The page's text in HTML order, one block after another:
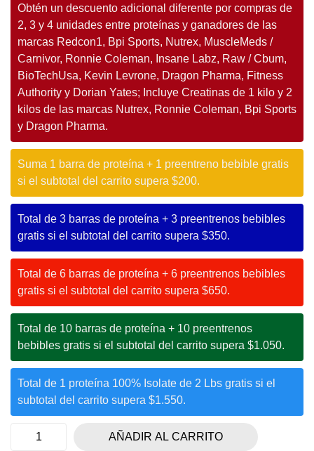
Obtén un descuento adicional diferente por compras de
2, 3 y 4 unidades entre proteínas y ganadores de las
marcas Redcon1, Bpi Sports, Nutrex, MuscleMeds /
Carnivor, Ronnie Coleman, Insane Labz, Raw / Cbum,
BioTechUsa, Kevin Levrone, Dragon Pharma, Fitness
Authority y Dorian Yates; Incluye Creatinas de 1 kilo y 2
kilos de las marcas Nutrex, Ronnie Coleman, Bpi Sports
y Dragon Pharma.
Suma 1 barra de proteína + 1 preentreno bebible gratis
si el subtotal del carrito supera $200.
Total de 3 barras de proteína + 3 preentrenos bebibles
gratis si el subtotal del carrito supera $350.
Total de 6 barras de proteína + 6 preentrenos bebibles
gratis si el subtotal del carrito supera $650.
Total de 10 barras de proteína + 10 preentrenos
bebibles gratis si el subtotal del carrito supera $1.050.
Total de 1 proteína 100% Isolate de 2 Lbs gratis si el
subtotal del carrito supera $1.550.
AÑADIR AL CARRITO